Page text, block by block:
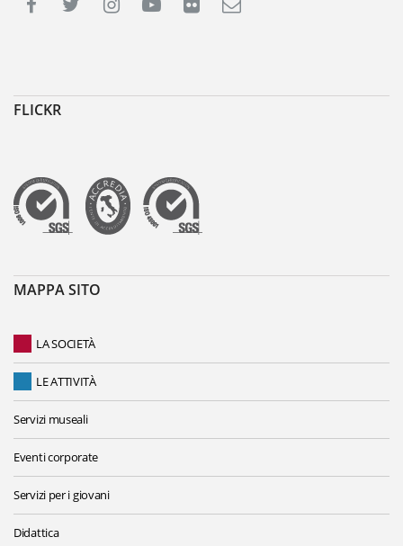
FLICKR
MAPPA SITO
LA SOCIETÀ
LE ATTIVITÀ
Servizi museali
Eventi corporate
Servizi per i giovani
Didattica